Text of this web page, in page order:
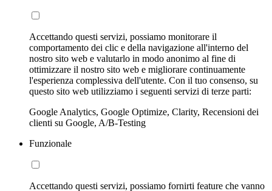
Accettando questi servizi, possiamo monitorare il
comportamento dei clic e della navigazione all'interno del
nostro sito web e valutarlo in modo anonimo al fine di
ottimizzare il nostro sito web e migliorare continuamente
l'esperienza complessiva dell'utente. Con il tuo consenso, su
questo sito web utilizziamo i seguenti servizi di terze parti:
Google Analytics, Google Optimize, Clarity, Recensioni dei
clienti su Google, A/B-Testing
Funzionale
Accettando questi servizi, possiamo fornirti feature che vanno